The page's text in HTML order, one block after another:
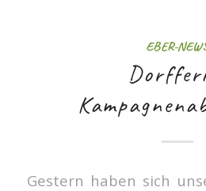
EBER-
Gestern haben sich